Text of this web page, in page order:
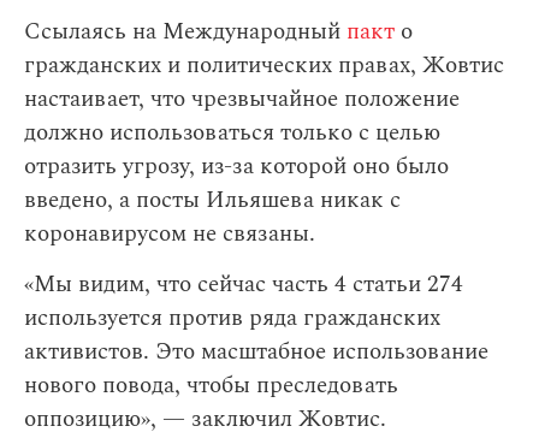
Ссылаясь на Международный пакт о
гражданских и политических правах, Жовтис
настаивает, что чрезвычайное положение
должно использоваться только с целью
отразить угрозу, из-за которой оно было
введено, а посты Ильяшева никак с
коронавирусом не связаны.
«Мы видим, что сейчас часть 4 статьи 274
используется против ряда гражданских
активистов. Это масштабное использование
нового повода, чтобы преследовать
оппозицию», — заключил Жовтис.